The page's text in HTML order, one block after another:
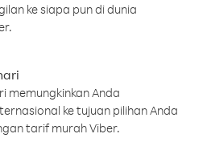
ke siapa pun di dunia
memungkinkan Anda
ke tujuan pilihan Anda
tarif murah Viber.